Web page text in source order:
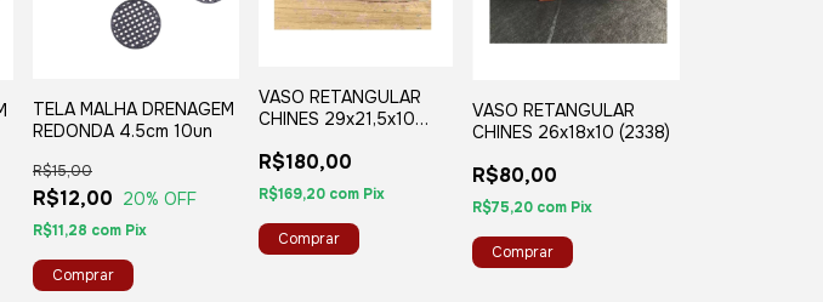
TELA MALHA DRENAGEM
REDONDA 4.5cm 10un
R$12,00
R$15,00
20% OFF
R$11,28 com Pix
VASO RETANGULAR
CHINES 29x21,5x10
R$180,00
R$169,20 com Pix
VASO RETANGULAR
CHINES 26x18x10 (2338)
R$80,00
R$75,20 com Pix